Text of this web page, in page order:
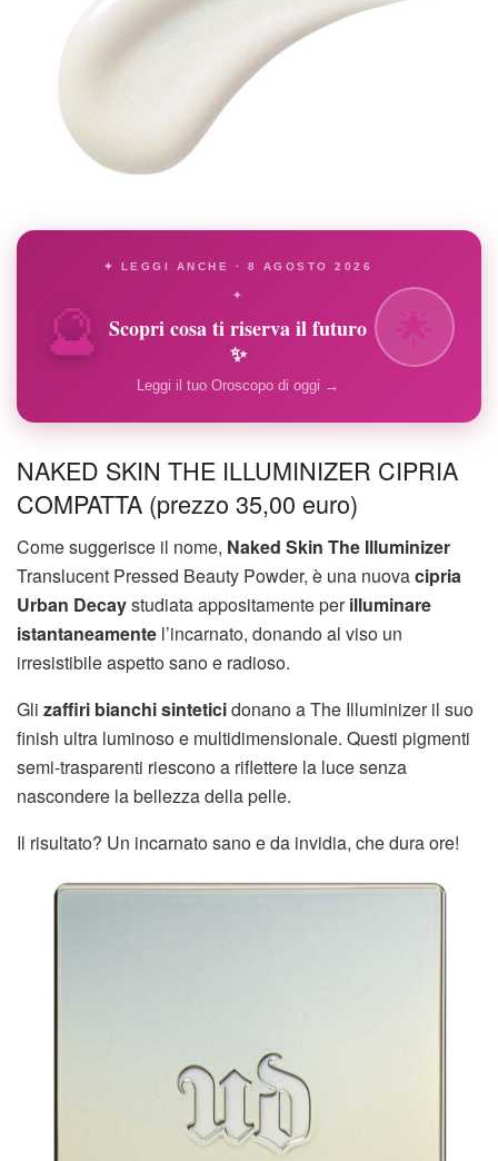
🔮
✦ LEGGI ANCHE · 8 AGOSTO 2026
✦
Scopri cosa ti riserva il futuro
✨
Leggi il tuo Oroscopo di oggi →
NAKED SKIN THE ILLUMINIZER CIPRIA
COMPATTA (prezzo 35,00 euro)
Come suggerisce il nome, Naked Skin The Illuminizer
Translucent Pressed Beauty Powder, è una nuovacipria
Urban Decaystudiata appositamente perilluminare
istantaneamente l’incarnato, donando al viso un
irresistibile aspetto sano e radioso.
Gli zaffiri bianchi sinteticidonano a The Illuminizer il suo
finish ultra luminoso e multidimensionale. Questi pigmenti
semi-trasparenti riescono a riflettere la luce senza
nascondere la bellezza della pelle.
Il risultato? Un incarnato sano e da invidia, che dura ore!